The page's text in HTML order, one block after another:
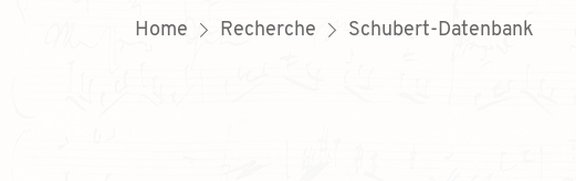
Home Recherche Schubert-Datenbank